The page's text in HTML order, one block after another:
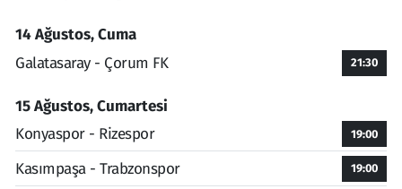
14 Ağustos, Cuma
Galatasaray - Çorum FK
21:30
15 Ağustos, Cumartesi
Konyaspor - Rizespor
19:00
Kasımpaşa - Trabzonspor 19:00